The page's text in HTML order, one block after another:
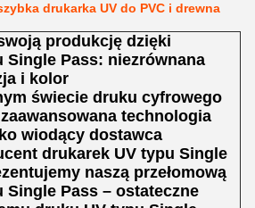
drukarka UV do PVC i drewna
produkcję dzięki
Single Pass: niezrównana
i kolor
świecie druku cyfrowego
technologia
wiodący dostawca
drukarek UV typu Single
naszą przełomową
Single Pass – ostateczne